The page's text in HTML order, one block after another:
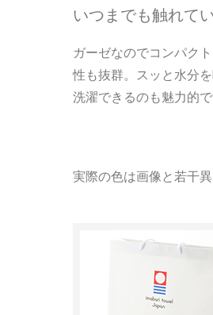
いつまでも触れて
ガーゼなのでコンパク
性も抜群。スッと水分
洗濯できるのも魅力的で
実際の色は画像と若干